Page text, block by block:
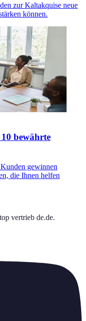
zur Kaltakquise neue
können.
bewährte
gewinnen
die Ihnen helfen
top vertrieb de.de.